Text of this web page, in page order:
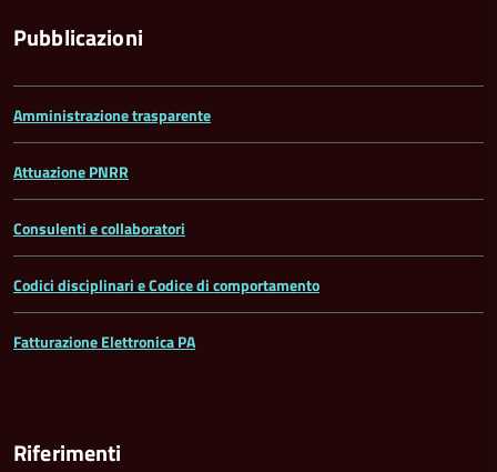
Pubblicazioni
Amministrazione trasparente
Attuazione PNRR
Consulenti e collaboratori
Codici disciplinari e Codice di comportamento
Fatturazione Elettronica PA
Riferimenti